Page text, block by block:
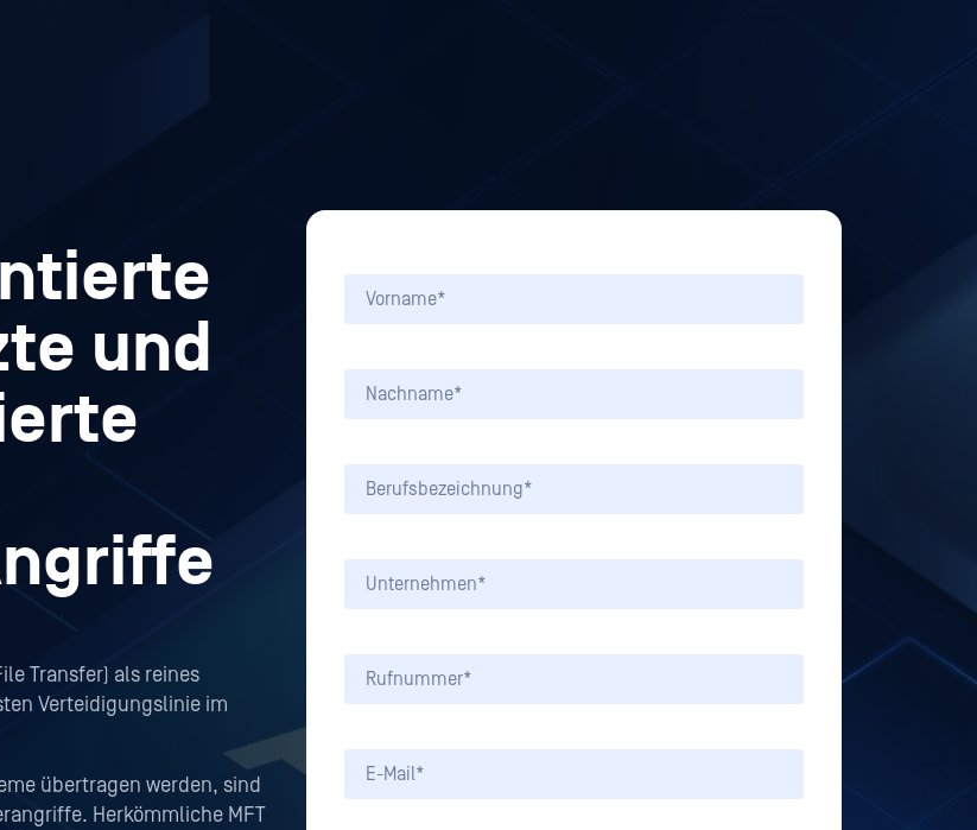
und
Transfer) als reines
Verteidigungslinie im
übertragen werden, sind
Herkömmliche MFT